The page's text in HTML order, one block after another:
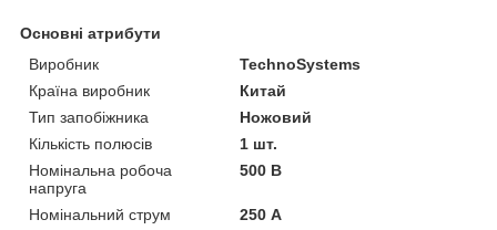
Основні атрибути
Виробник
TechnoSystems
Країна виробник
Китай
Тип запобіжника
Ножовий
Кількість полюсів
1 шт.
Номінальна робоча
напруга
500 В
Номінальний струм
250 А